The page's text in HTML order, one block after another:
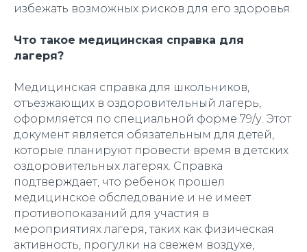
избежать возможных рисков для его здоровья.
Что такое медицинская справка для
лагеря?
Медицинская справка для школьников,
отъезжающих в оздоровительный лагерь,
оформляется по специальной форме 79/у. Этот
документ является обязательным для детей,
которые планируют провести время в детских
оздоровительных лагерях. Справка
подтверждает, что ребенок прошел
медицинское обследование и не имеет
противопоказаний для участия в
мероприятиях лагеря, таких как физическая
активность, прогулки на свежем воздухе,